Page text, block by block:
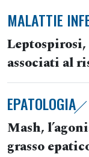
MALATTIE
associati al
EPATOLOGIA
Mash,
grasso